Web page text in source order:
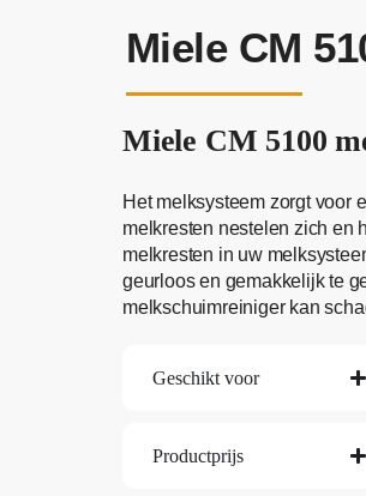
Miele CM
Miele CM 5100
Het melksysteem zorgt voor
melkresten nestelen zich en
melkresten in uw
geurloos en gemakkelijk te
melkschuimreiniger kan
Geschikt voor
Productprijs